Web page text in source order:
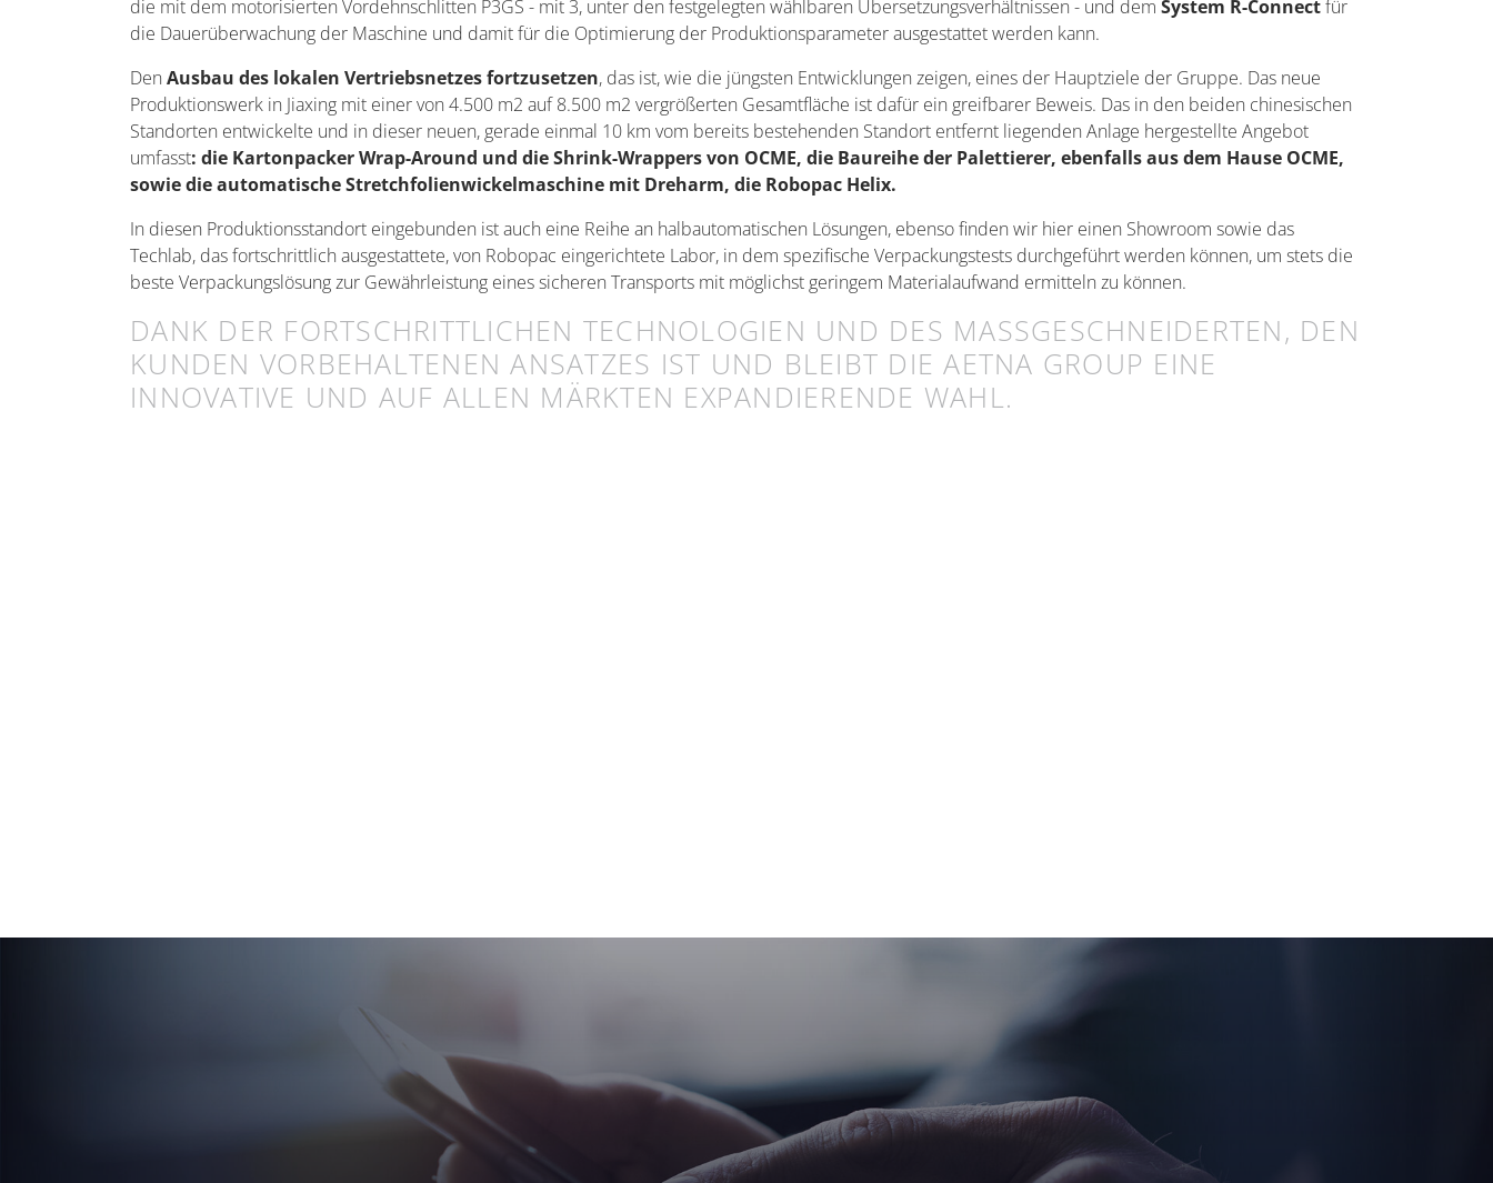
die mit dem motorisierten Vordehnschlitten P3GS - mit 3, unter den festgelegten wählbaren Übersetzungsverhältnissen - und dem System R-Connectfür
die Dauerüberwachung der Maschine und damit für die Optimierung der Produktionsparameter ausgestattet werden kann.
Den Ausbau des lokalen Vertriebsnetzes fortzusetzen, das ist, wie die jüngsten Entwicklungen zeigen, eines der Hauptziele der Gruppe. Das neue
Produktionswerk in Jiaxing mit einer von 4.500 m2 auf 8.500 m2 vergrößerten Gesamtfläche ist dafür ein greifbarer Beweis. Das in den beiden chinesischen
Standorten entwickelte und in dieser neuen, gerade einmal 10 km vom bereits bestehenden Standort entfernt liegenden Anlage hergestellte Angebot
umfasst: die Kartonpacker Wrap-Around und die Shrink-Wrappers von OCME, die Baureihe der Palettierer, ebenfalls aus dem Hause OCME,
sowie die automatische Stretchfolienwickelmaschine mit Dreharm, die Robopac Helix.
In diesen Produktionsstandort eingebunden ist auch eine Reihe an halbautomatischen Lösungen, ebenso finden wir hier einen Showroom sowie das
Techlab, das fortschrittlich ausgestattete, von Robopac eingerichtete Labor, in dem spezifische Verpackungstests durchgeführt werden können, um stets die
beste Verpackungslösung zur Gewährleistung eines sicheren Transports mit möglichst geringem Materialaufwand ermitteln zu können.
DANK DER FORTSCHRITTLICHEN TECHNOLOGIEN UND DES MASSGESCHNEIDERTEN, DEN K
UNDEN VORBEHALTENEN ANSATZES IST UND BLEIBT DIE AETNA GROUP EINE I
NNOVATIVE UND AUF ALLEN MÄRKTEN EXPANDIERENDE WAHL.